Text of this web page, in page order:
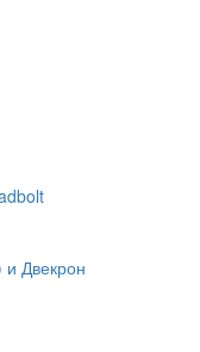
Двекрон